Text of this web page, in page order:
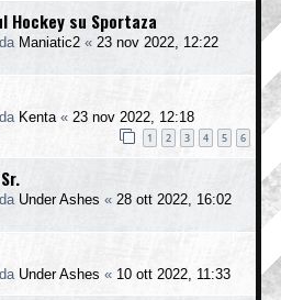
Hockey su Sportaza
Maniatic2 « 23 nov 2022, 12:22
Kenta « 23 nov 2022, 12:18
1 2 3 4 5 6
Under Ashes « 28 ott 2022, 16:02
Under Ashes « 10 ott 2022, 11:33